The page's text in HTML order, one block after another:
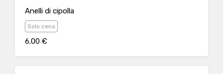
Anelli di cipolla
Solo cena
6.00 €